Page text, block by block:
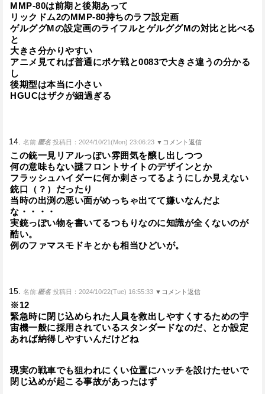
MMP-80は前期と後期あって
リックドム2のMMP-80持ちのラフ設定画
ゲルググMの設定画のライフルとゲルググMの対比と比べる
と
大きさ分かりやすい
アニメ見てれば普通にポケ戦と0083で大きさ違うの分かる
し
後期型は本当に小さい
HGUCはザクが細過ぎる
14. 名前:匿名 投稿日：2024/10/21(Mon) 23:06:23 ▼コメント返信
この銃一見リアルっぽい雰囲気を醸し出しつつ
何の意味もない謎フロントサイトのデザインとか
フラッシュハイダーに何か刺さってるようにしか見えない
銃口（？）だったり
当時の出渕の悪い面がめっちゃ出てて嫌いなんだよ
な・・・・
実銃っぽい物を書いてるつもりなのに知識が全くないのが
酷い。
例のファマスモドキとかも相当ひどいが。
15. 名前:匿名 投稿日：2024/10/22(Tue) 16:55:33 ▼コメント返信
※12
緊急時に閉じ込められた人員を救出しやすくするための宇
宙機一般に採用されているスタンダードなのだ、とか設定
あれば納得しやすいんだけどね
現実の戦車でも狙われにくい位置にハッチを設けたせいで
閉じ込めが起こる事故があったはず